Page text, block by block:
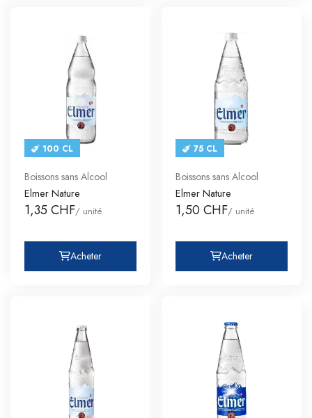
100 CL
Boissons sans Alcool
Elmer Nature
1,35 CHF/ unité
Acheter
75 CL
Boissons sans Alcool
Elmer Nature
1,50 CHF/ unité
Acheter